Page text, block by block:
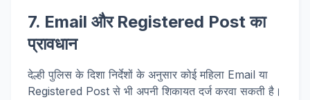
7. Email और Registered Post का
प्रावधान
देल्ही पुलिस के दिशा निर्देशों के अनुसार कोई महिला Email या
Registered Post से भी अपनी शिकायत दर्ज करवा सकती है।